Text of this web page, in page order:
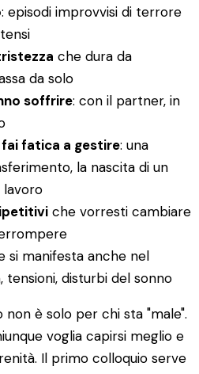
: episodi improvvisi di terrore
che dura da
da solo
soffrire: con il partner, in
fatica a gestire: una
la nascita di un
lavoro
che vorresti cambiare
si manifesta anche nel
tensioni, disturbi del sonno
è solo per chi sta "male".
voglia capirsi meglio e
Il primo colloquio serve